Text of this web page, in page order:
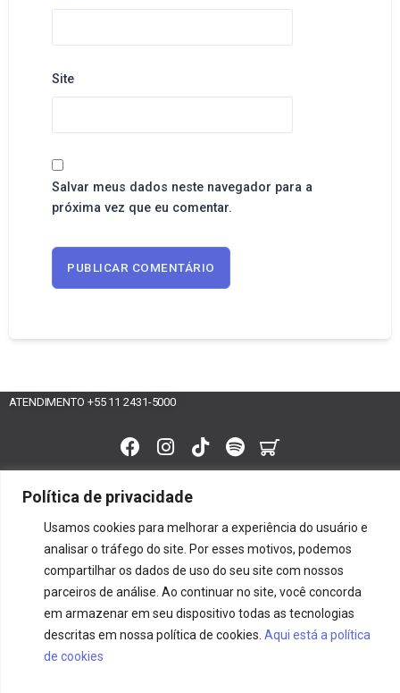
Política de privacidade
Usamos cookies para melhorar a experiência do usuário e
analisar o tráfego do site. Por esses motivos, podemos
compartilhar os dados de uso do seu site com nossos
parceiros de análise. Ao continuar no site, você concorda
em armazenar em seu dispositivo todas as tecnologias
descritas em nossa política de cookies. Aqui está a política
de cookies
Site
Salvar meus dados neste navegador para a
próxima vez que eu comentar.
ATENDIMENTO +55 11 2431-5000
2kwgvdxipqvvmqkyhm0ym4fnrj6iuq